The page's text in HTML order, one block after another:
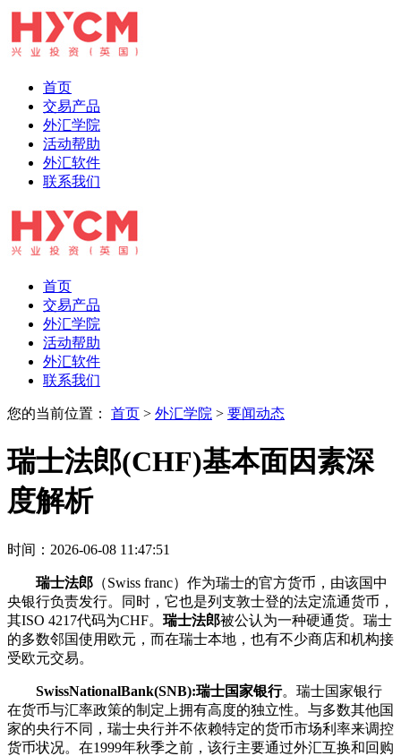
首页
交易产品
外汇学院
活动帮助
外汇软件
联系我们
首页
交易产品
外汇学院
活动帮助
外汇软件
联系我们
您的当前位置： 首页 > 外汇学院 > 要闻动态
瑞士法郎(CHF)基本面因素深
度解析
时间：2026-06-08 11:47:51
瑞士法郎 （Swiss franc）作为瑞士的官方货币，由该国中
央银行负责发行。同时，它也是列支敦士登的法定流通货币，
其ISO 4217代码为CHF。 瑞士法郎被公认为一种硬通货。瑞士
的多数邻国使用欧元，而在瑞士本地，也有不少商店和机构接
受欧元交易。
SwissNationalBank(SNB):瑞士国家银行。瑞士国家银行
在货币与汇率政策的制定上拥有高度的独立性。与多数其他国
家的央行不同，瑞士央行并不依赖特定的货币市场利率来调控
货币状况。在1999年秋季之前，该行主要通过外汇互换和回购